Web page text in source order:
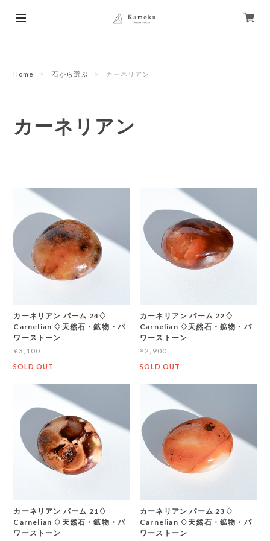
Home 石から選ぶ カーネリアン
カーネリアン
カーネリアン パーム 24♢
Carnelian ♢天然石・鉱物・パ
ワーストーン
¥3,100
SOLD OUT
カーネリアン パーム 22♢
Carnelian ♢天然石・鉱物・パ
ワーストーン
¥2,900
SOLD OUT
カーネリアン パーム 21♢
Carnelian ♢天然石・鉱物・パ
ワーストーン
カーネリアン パーム 23♢
Carnelian ♢天然石・鉱物・パ
ワーストーン